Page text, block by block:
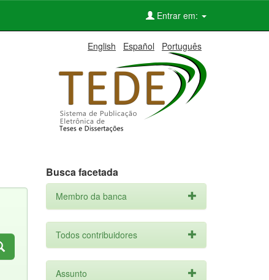
Entrar em:
English Español Português
Busca facetada
Membro da banca
Todos contribuidores
Assunto